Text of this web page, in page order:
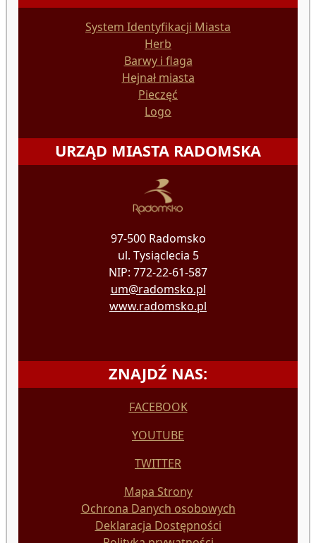
System Identyfikacji Miasta
Herb
Barwy i flaga
Hejnał miasta
Pieczęć
Logo
URZĄD MIASTA RADOMSKA
97-500 Radomsko
ul. Tysiąclecia 5
NIP: 772-22-61-587
um@radomsko.pl
www.radomsko.pl
ZNAJDŹ NAS:
FACEBOOK
YOUTUBE
TWITTER
Mapa Strony
Ochrona Danych osobowych
Deklaracja Dostępności